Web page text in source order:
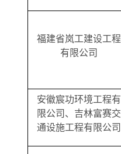
福建省岚工建设工程
有限公司
安徽宸功环境工程有
限公司、吉林富赛交
通设施工程有限公司